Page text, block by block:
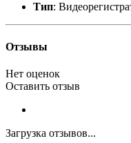
Тип:
Отзывы
Нет оценок
Оставить отзыв
Загрузка отзывов...